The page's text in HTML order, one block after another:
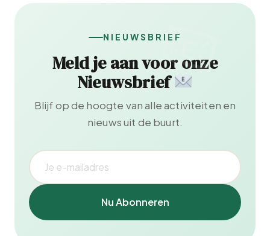
NIEUWSBRIEF
Meld je aan voor onze
Nieuwsbrief
Blijf op de hoogte van alle activiteiten en
nieuws uit de buurt.
Nu Abonneren